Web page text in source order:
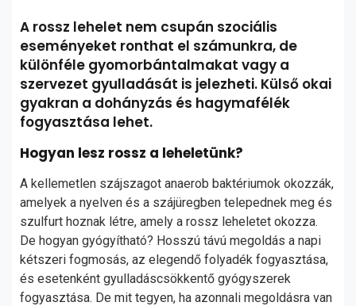
A rossz lehelet nem csupán szociális
eseményeket ronthat el számunkra, de
különféle gyomorbántalmakat vagy a
szervezet gyulladását is jelezheti. Külső okai
gyakran a dohányzás és hagymafélék
fogyasztása lehet.
Hogyan lesz rossz a leheletünk?
A kellemetlen szájszagot anaerob baktériumok okozzák,
amelyek a nyelven és a szájüregben telepednek meg és
szulfurt hoznak létre, amely a rossz leheletet okozza.
De hogyan gyógyítható? Hosszú távú megoldás a napi
kétszeri fogmosás, az elegendő folyadék fogyasztása,
és esetenként gyulladáscsökkentő gyógyszerek
fogyasztása. De mit tegyen, ha azonnali megoldásra van